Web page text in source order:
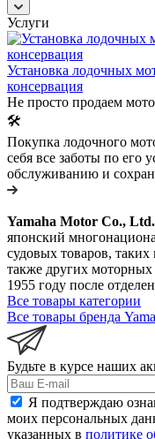
Услуги
Установка лодочных
консервация
Не просто продаем
🛠️
Покупка лодочного
себя все заботы по его
обслуживанию и
Yamaha Motor Co., Ltd.
японский
судовых товаров,
также других
1955 году после
Все товары категории
Все товары бренда
Будьте в курсе наших
Я подтверждаю
моих персональных
указанных в политике